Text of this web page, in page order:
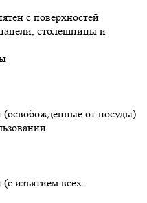
с поверхностей
столешницы и
от посуды)
изъятием всех